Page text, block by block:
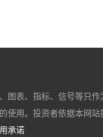
图表、指标、信号等只
使用。投资者依据本网
承诺